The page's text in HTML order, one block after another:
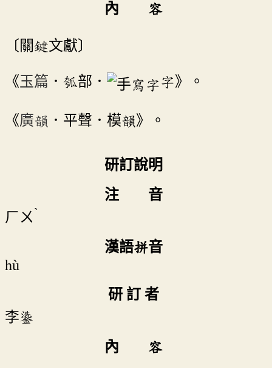
內 容
〔關鍵文獻〕
《玉篇 ．瓠部． 字》。
《廣韻 ．平聲．模韻》。
研訂說明
注 音
ㄏㄨˋ
漢語拼音
hù
研 訂 者
李鍌
內 容